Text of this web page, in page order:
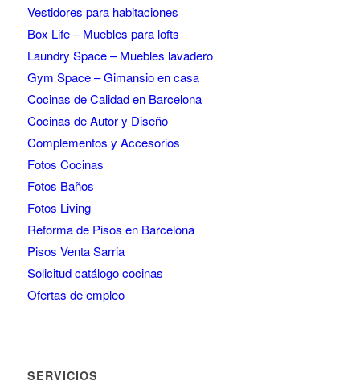
Vestidores para habitaciones
Box Life – Muebles para lofts
Laundry Space – Muebles lavadero
Gym Space – Gimansio en casa
Cocinas de Calidad en Barcelona
Cocinas de Autor y Diseño
Complementos y Accesorios
Fotos Cocinas
Fotos Baños
Fotos Living
Reforma de Pisos en Barcelona
Pisos Venta Sarria
Solicitud catálogo cocinas
Ofertas de empleo
SERVICIOS